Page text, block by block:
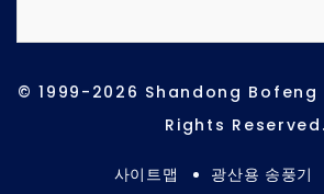
© 1999-2026 Shandong Bofeng
Rights Reserved.
사이트맵 광산용 송풍기